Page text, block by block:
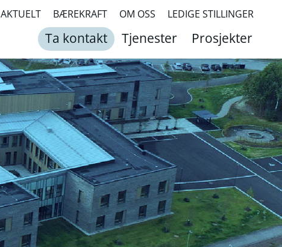
AKTUELT BÆREKRAFT OM OSS LEDIGE STILLINGER
Ta kontakt Tjenester Prosjekter